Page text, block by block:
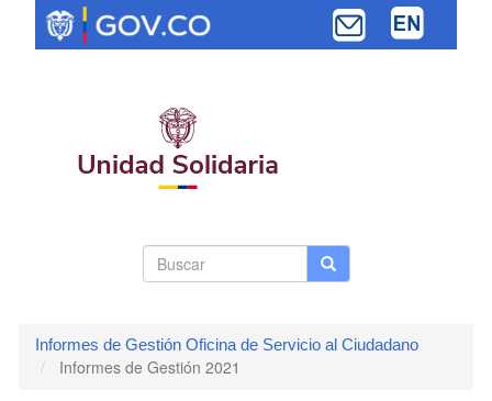
contenido
Buscar Buscar
Informes de Gestión Oficina de Servicio al Ciudadano
Informes de Gestión 2021